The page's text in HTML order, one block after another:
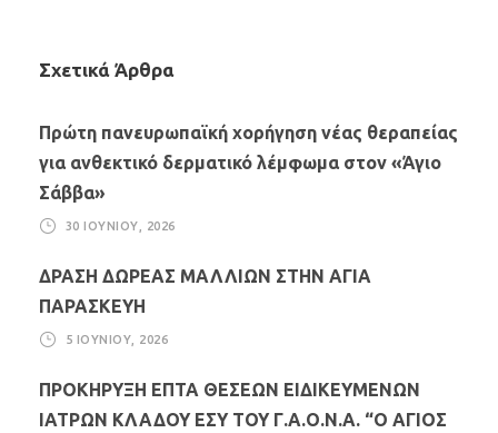
Σχετικά Άρθρα
Πρώτη πανευρωπαϊκή χορήγηση νέας θεραπείας
για ανθεκτικό δερματικό λέμφωμα στον «Άγιο
Σάββα»
30 ΙΟΥΝΊΟΥ, 2026
ΔΡΑΣΗ ΔΩΡΕΑΣ ΜΑΛΛΙΩΝ ΣΤΗΝ ΑΓΙΑ
ΠΑΡΑΣΚΕΥΗ
5 ΙΟΥΝΊΟΥ, 2026
ΠΡΟΚΗΡΥΞΗ ΕΠΤΑ ΘΕΣΕΩΝ ΕΙΔΙΚΕΥΜΕΝΩΝ
ΙΑΤΡΩΝ ΚΛΑΔΟΥ ΕΣΥ ΤΟΥ Γ.Α.Ο.Ν.Α. “Ο ΑΓΙΟΣ